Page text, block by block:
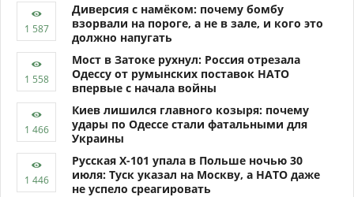
Диверсия с намёком: почему бомбу
взорвали на пороге, а не в зале, и кого это
должно напугать
Мост в Затоке рухнул: Россия отрезала
Одессу от румынских поставок НАТО
впервые с начала войны
Киев лишился главного козыря: почему
удары по Одессе стали фатальными для
Украины
Русская Х-101 упала в Польше ночью 30
июля: Туск указал на Москву, а НАТО даже
не успело среагировать